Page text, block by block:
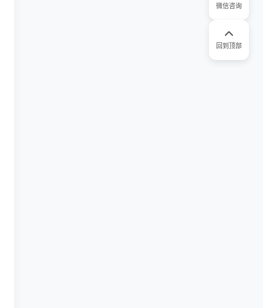
微信咨询
回到顶部